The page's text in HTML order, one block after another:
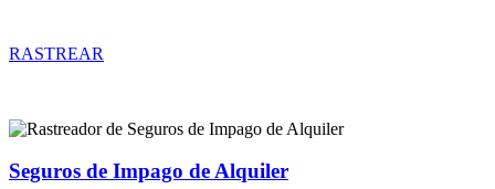
RASTREAR
Seguros de Impago de Alquiler